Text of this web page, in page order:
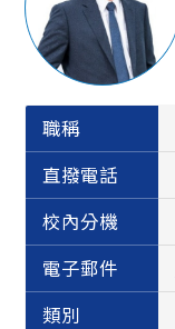
職稱
直撥電話
校內分機
電子郵件
類別